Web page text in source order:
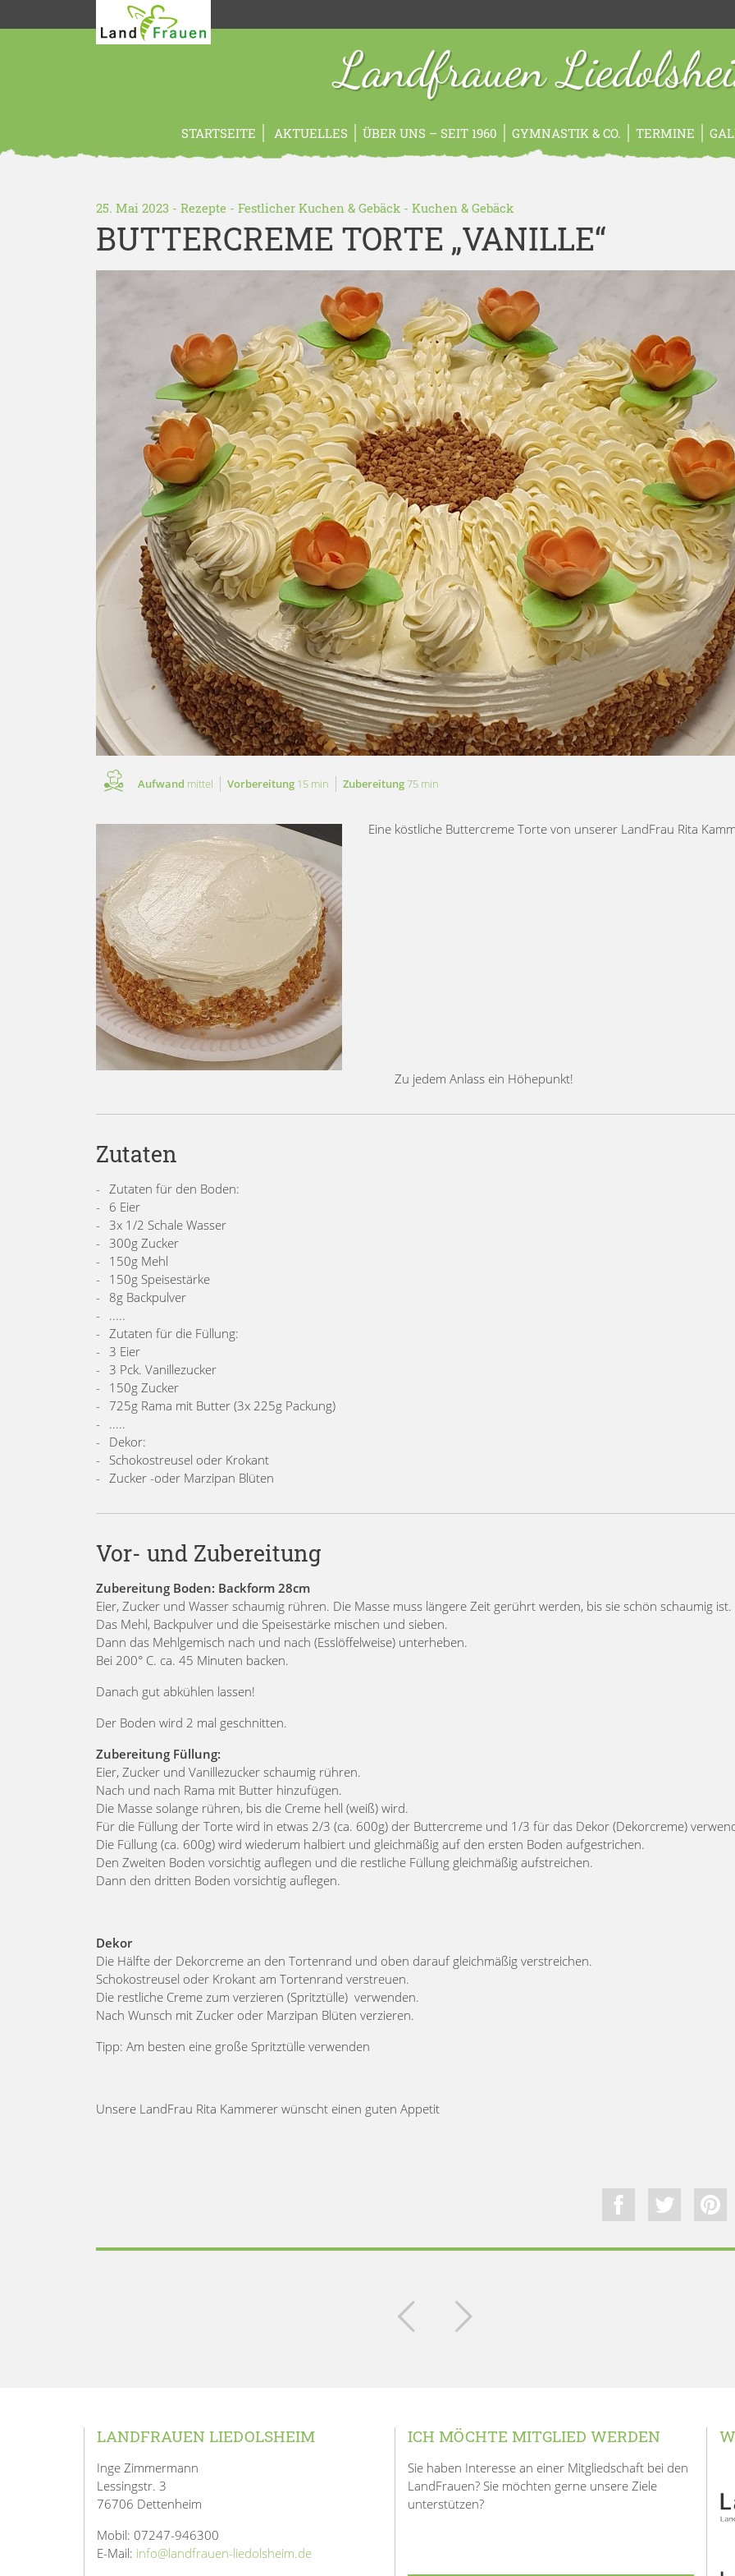
Landfrauen
STARTSEITE AKTUELLES ÜBER UNS – SEIT 1960 GYMNASTIK & CO. TERMINE
25. Mai 2023 - Rezepte - Festlicher Kuchen & Gebäck - Kuchen & Gebäck
BUTTERCREME TORTE „VANILLE“
Aufwand mittel Vorbereitung 15 min Zubereitung75 min
Eine köstliche Buttercreme Torte von unserer LandFrau Rita
Zu jedem Anlass ein Höhepunkt!
Zutaten
Zutaten für den Boden:
6 Eier
3x 1/2 Schale Wasser
300g Zucker
150g Mehl
150g Speisestärke
8g Backpulver
.....
Zutaten für die Füllung:
3 Eier
3 Pck. Vanillezucker
150g Zucker
725g Rama mit Butter (3x 225g Packung)
.....
Dekor:
Schokostreusel oder Krokant
Zucker -oder Marzipan Blüten
Vor- und Zubereitung
Zubereitung Boden: Backform 28cm
Eier, Zucker und Wasser schaumig rühren. Die Masse muss längere Zeit gerührt werden, bis sie schön schaumig ist.
Das Mehl, Backpulver und die Speisestärke mischen und sieben.
Dann das Mehlgemisch nach und nach (Esslöffelweise) unterheben.
Bei 200° C. ca. 45 Minuten backen.
Danach gut abkühlen lassen!
Der Boden wird 2 mal geschnitten.
Zubereitung Füllung:
Eier, Zucker und Vanillezucker schaumig rühren.
Nach und nach Rama mit Butter hinzufügen.
Die Masse solange rühren, bis die Creme hell (weiß) wird.
Für die Füllung der Torte wird in etwas 2/3 (ca. 600g) der Buttercreme und 1/3 für das Dekor (Dekorcreme)
Die Füllung (ca. 600g) wird wiederum halbiert und gleichmäßig auf den ersten Boden aufgestrichen.
Den Zweiten Boden vorsichtig auflegen und die restliche Füllung gleichmäßig aufstreichen.
Dann den dritten Boden vorsichtig auflegen.
Dekor
Die Hälfte der Dekorcreme an den Tortenrand und oben darauf gleichmäßig verstreichen.
Schokostreusel oder Krokant am Tortenrand verstreuen.
Die restliche Creme zum verzieren (Spritztülle) verwenden.
Nach Wunsch mit Zucker oder Marzipan Blüten verzieren.
Tipp: Am besten eine große Spritztülle verwenden
Unsere LandFrau Rita Kammerer wünscht einen guten Appetit
LANDFRAUEN LIEDOLSHEIM
Inge Zimmermann
Lessingstr. 3
76706 Dettenheim
Mobil: 07247-946300
E-Mail: info@landfrauen-liedolsheim.de
ICH MÖCHTE MITGLIED WERDEN
Sie haben Interesse an einer Mitgliedschaft bei den
LandFrauen? Sie möchten gerne unsere Ziele
unterstützen?